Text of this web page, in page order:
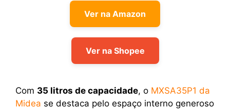
Ver na Amazon
Ver na Shopee
Com 35 litros de capacidade, o MXSA35P1 da
Midea se destaca pelo espaço interno generoso